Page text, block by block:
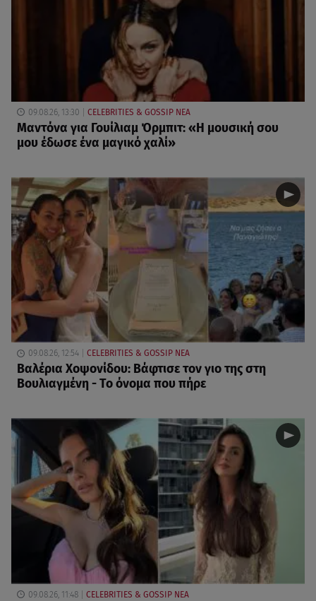
09.08.26, 13:30 CELEBRITIES & GOSSIP ΝΕΑ
Μαντόνα για Γουίλιαμ Όρμπιτ: «Η μουσική σου
μου έδωσε ένα μαγικό χαλί»
09.08.26, 12:54 CELEBRITIES & GOSSIP ΝΕΑ
Βαλέρια Χοψονίδου: Βάφτισε τον γιο της στη
Βουλιαγμένη - Το όνομα που πήρε
09.08.26, 11:48 CELEBRITIES & GOSSIP ΝΕΑ